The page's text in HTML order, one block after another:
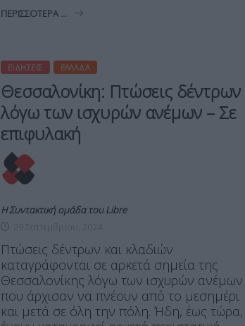
ΠΕΡΙΣΣΌΤΕΡΑ ...
ΕΙΔΉΣΕΙΣ ΕΛΛΆΔΑ
Θεσσαλονίκη: Πτώσεις δέντρων
λόγω των ισχυρών ανέμων – Σε
επιφυλακή
Η Συντακτική ομάδα του Libre
Πτώσεις δέντρων και κλαδιών
καταγράφονται σε αρκετά σημεία της
Θεσσαλονίκης λόγω των ισχυρών ανέμων
που άρχισαν να πνέουν από το μεσημέρι
και μετά σε όλη την πόλη. Ήδη, έως τώρα,